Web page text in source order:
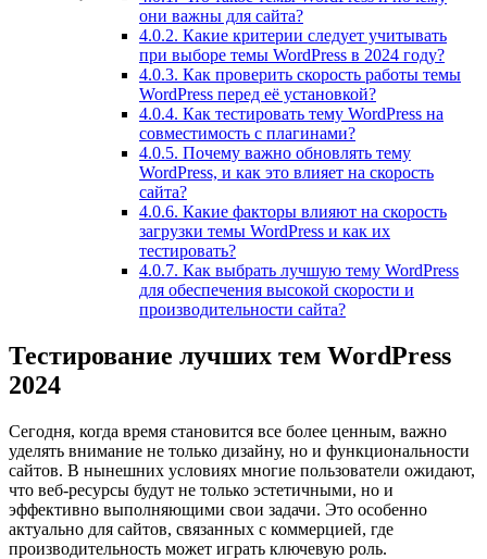
они важны для сайта?
4.0.2. Какие критерии следует учитывать
при выборе темы WordPress в 2024 году?
4.0.3. Как проверить скорость работы темы
WordPress перед её установкой?
4.0.4. Как тестировать тему WordPress на
совместимость с плагинами?
4.0.5. Почему важно обновлять тему
WordPress, и как это влияет на скорость
сайта?
4.0.6. Какие факторы влияют на скорость
загрузки темы WordPress и как их
тестировать?
4.0.7. Как выбрать лучшую тему WordPress
для обеспечения высокой скорости и
производительности сайта?
Тестирование лучших тем WordPress
2024
Сегодня, когда время становится все более ценным, важно
уделять внимание не только дизайну, но и функциональности
сайтов. В нынешних условиях многие пользователи ожидают,
что веб-ресурсы будут не только эстетичными, но и
эффективно выполняющими свои задачи. Это особенно
актуально для сайтов, связанных с коммерцией, где
производительность может играть ключевую роль.